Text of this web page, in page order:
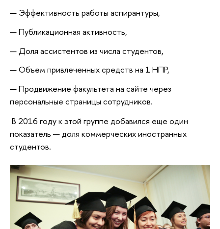
Эффективность работы аспирантуры,
Публикационная активность,
Доля ассистентов из числа студентов,
Объем привлеченных средств на 1 НПР,
Продвижение факультета на сайте через
персональные страницы сотрудников.
В 2016 году к этой группе добавился еще один
показатель — доля коммерческих иностранных
студентов.